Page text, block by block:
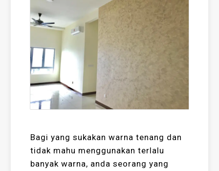
Bagi yang sukakan warna tenang dan
tidak mahu menggunakan terlalu
banyak warna, anda seorang yang